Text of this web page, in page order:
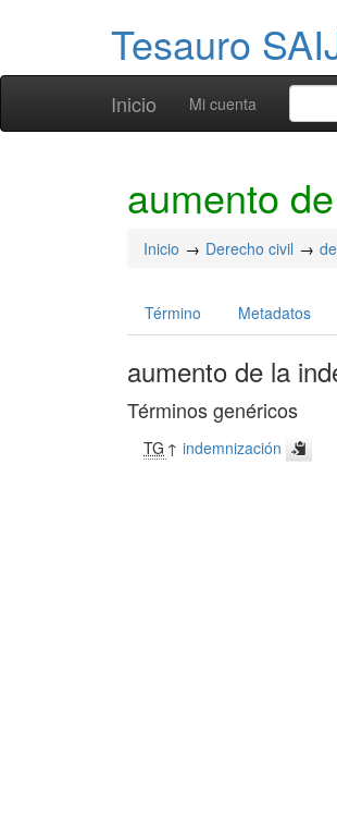
Tesauro
Inicio Mi cuenta
aumento
Inicio Derecho civil
Término Metadatos
aumento de la
Términos genéricos
TG ↑indemnización